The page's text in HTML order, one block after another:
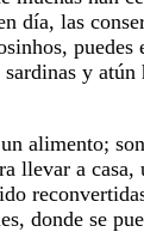
día, las
y
alimento;
llevar a
donde se